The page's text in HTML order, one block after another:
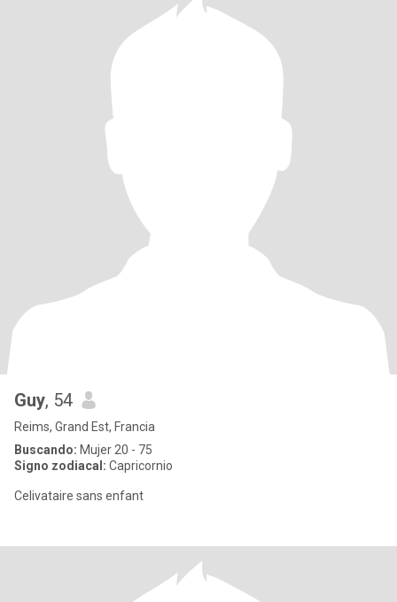
Guy, 54
Reims, Grand Est, Francia
Buscando: Mujer 20 - 75
Signo zodiacal: Capricornio
Celivataire sans enfant